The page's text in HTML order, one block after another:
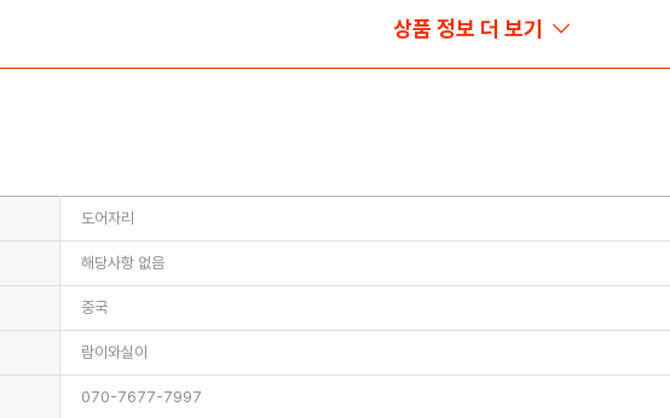
상품 정보 더 보기
도어자리
해당사항 없음
중국
람이와실이
070-7677-7997